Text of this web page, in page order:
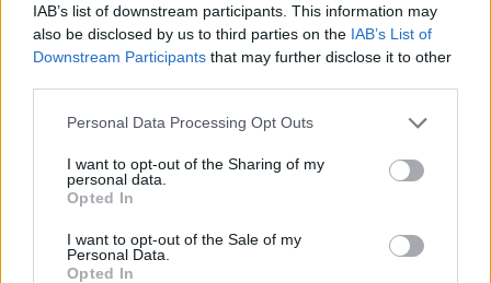
IAB’s list of downstream participants. This information may
also be disclosed by us to third parties on the IAB’s List of
Downstream Participants that may further disclose it to other
Personal Data Processing Opt Outs
I want to opt-out of the Sharing of my
personal data.
Opted In
I want to opt-out of the Sale of my
Personal Data.
Opted In
11/11/2006
L'AUTHORITY ha deciso che non
deve andare in onda il servizio
che avrebbe mostrato i risultati
del «drug wipe».
10/10/2006